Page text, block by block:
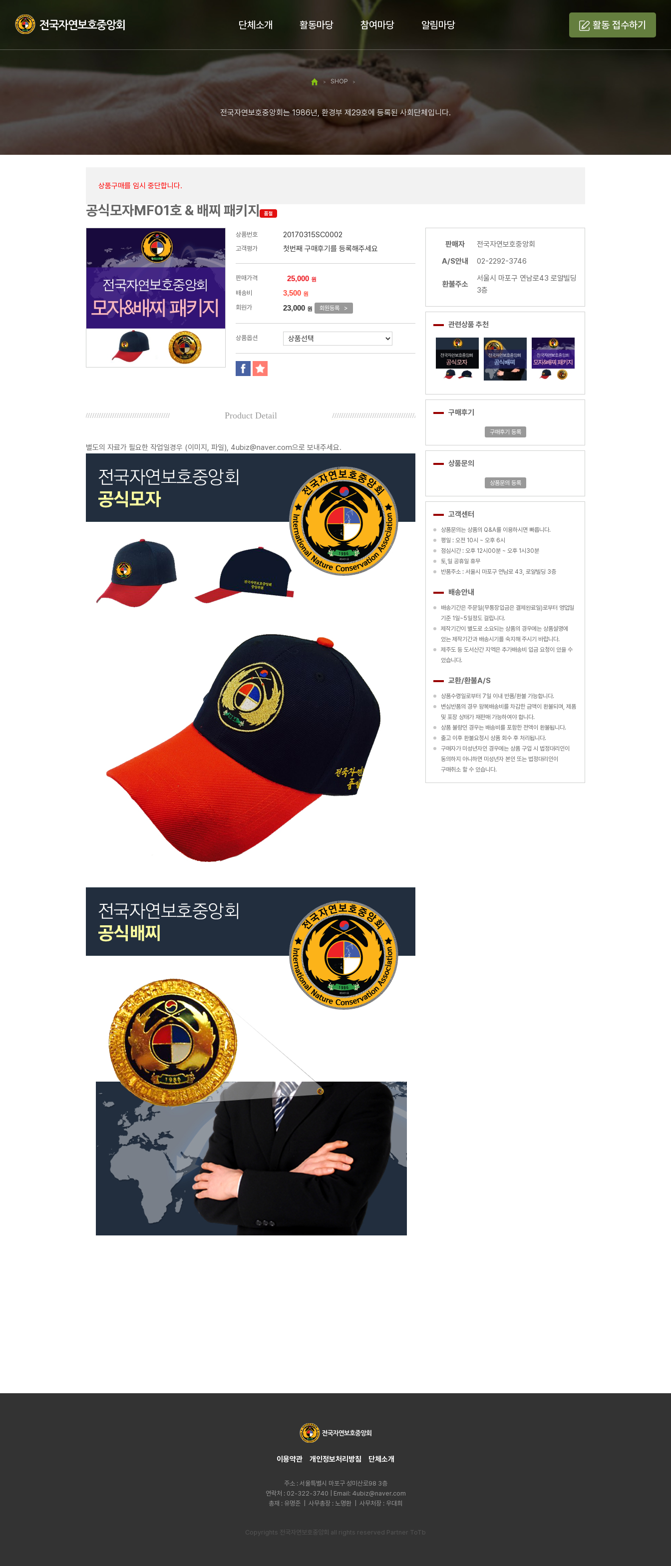
단체소개 활동마당 참여마당 알림마당 활동 접수하기
> SHOP >
전국자연보호중앙회는 1986년, 환경부 제29호에 등록된 사회단체입니다.
상품구매를 임시 중단합니다.
공식모자MF01호 & 배찌 패키지 품절
상품번호 20170315SC0002
고객평가 첫번째 구매후기를 등록해주세요
판매가격 25,000 원
배송비 3,500 원
회원가 23,000 원 회원등록 >
상품옵션
판매자
전국자연보호중앙회
A/S안내
02-2292-3746
환불주소
서울시 마포구 연남로43 로얄빌딩
3층
관련상품 추천
Product Detail
별도의 자료가 필요한 작업일경우 (이미지, 파일), 4ubiz@naver.com으로 보내주세요.
구매후기
구매후기 등록
상품문의
상품문의 등록
고객센터
상품문의는 상품의 Q&A를 이용하시면 빠릅니다.
평일 : 오전 10시 ~ 오후 6시
점심시간 : 오후 12시00분 ~ 오후 1시30분
토,일 공휴일 휴무
반품주소 : 서울시 마포구 연남로 43, 로얄빌딩 3층
배송안내
배송기간은 주문일(무통장입금은 결제완료일)로부터 영업일
기준 1일~5일정도 걸립니다.
제작기간이 별도로 소요되는 상품의 경우에는 상품설명에
있는 제작기간과 배송시기를 숙지해 주시기 바랍니다.
제주도 등 도서산간 지역은 추가배송비 입금 요청이 있을 수
있습니다.
교환/환불A/S
상품수령일로부터 7일 이내 반품/환불 가능합니다.
변심반품의 경우 왕복배송비를 차감한 금액이 환불되며, 제품
및 포장 상태가 재판매 가능하여야 합니다.
상품 불량인 경우는 배송비를 포함한 전액이 환불됩니다.
출고 이후 환불요청시 상품 회수 후 처리됩니다.
구매자가 미성년자인 경우에는 상품 구입 시 법정대리인이
동의하지 아니하면 미성년자 본인 또는 법정대리인이
구매취소 할 수 있습니다.
이용약관 개인정보처리방침 단체소개
주소 : 서울특별시 마포구 성미산로98 3층
연락처 : 02-322-3740 | Email: 4ubiz@naver.com
총재 : 유명준 | 사무총장 : 노명환 | 사무처장 : 우대희
Copyrights 전국자연보호중앙회 all rights reserved Partner ToTb